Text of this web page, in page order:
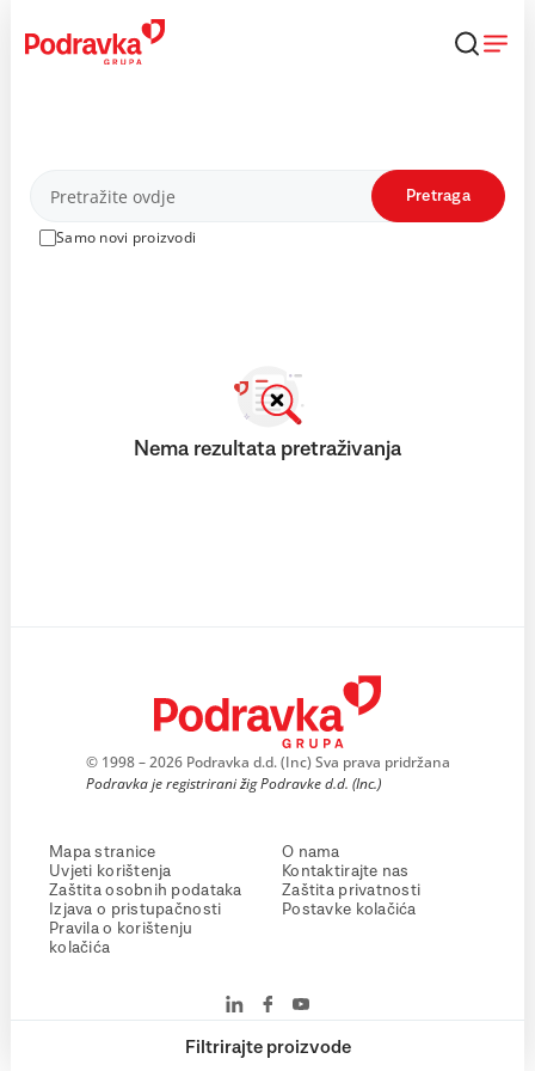
content
Proizvodi
Samo novi proizvodi
Pretraga
Filtrirajte proizvode
Nema rezultata pretraživanja
© 1998 – 2026 Podravka d.d. (Inc) Sva prava pridržana
Podravka je registrirani žig Podravke d.d. (Inc.)
Mapa stranice
Uvjeti korištenja
Zaštita osobnih podataka
Izjava o pristupačnosti
Pravila o korištenju
kolačića
O nama
Kontaktirajte nas
Zaštita privatnosti
Postavke kolačića